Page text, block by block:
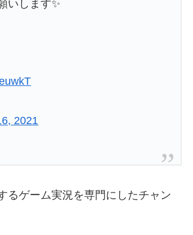
いします✨
2021
るゲーム実況を専門にしたチャン